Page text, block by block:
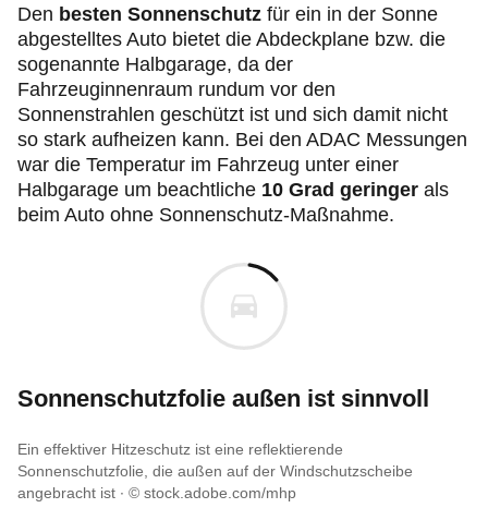
Den besten Sonnenschutz für ein in der Sonne
abgestelltes Auto bietet die Abdeckplane bzw. die
sogenannte Halbgarage, da der
Fahrzeuginnenraum rundum vor den
Sonnenstrahlen geschützt ist und sich damit nicht
so stark aufheizen kann. Bei den ADAC Messungen
war die Temperatur im Fahrzeug unter einer
Halbgarage um beachtliche 10 Grad geringer als
beim Auto ohne Sonnenschutz-Maßnahme.
Sonnenschutzfolie außen ist sinnvoll
Ein effektiver Hitzeschutz ist eine reflektierende
Sonnenschutzfolie, die außen auf der Windschutzscheibe
angebracht ist
© stock.adobe.com/mhp